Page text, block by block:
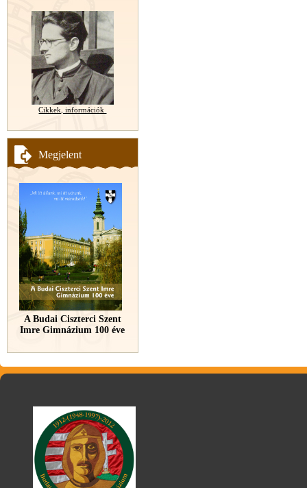
Cikkek, információk
Megjelent
A Budai Ciszterci Szent
Imre Gimnázium 100 éve